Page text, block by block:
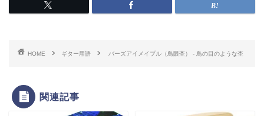
HOME ギター用語 バーズアイメイプル（鳥眼杢） ‐ 鳥の目のような杢
関連記事